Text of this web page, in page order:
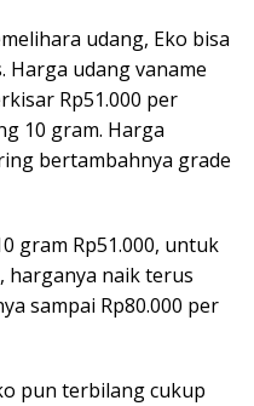
udang, Eko bisa
Harga udang vaname
Rp51.000 per
10 gram. Harga
bertambahnya grade
gram Rp51.000, untuk
harganya naik terus
sampai Rp80.000 per
pun terbilang cukup